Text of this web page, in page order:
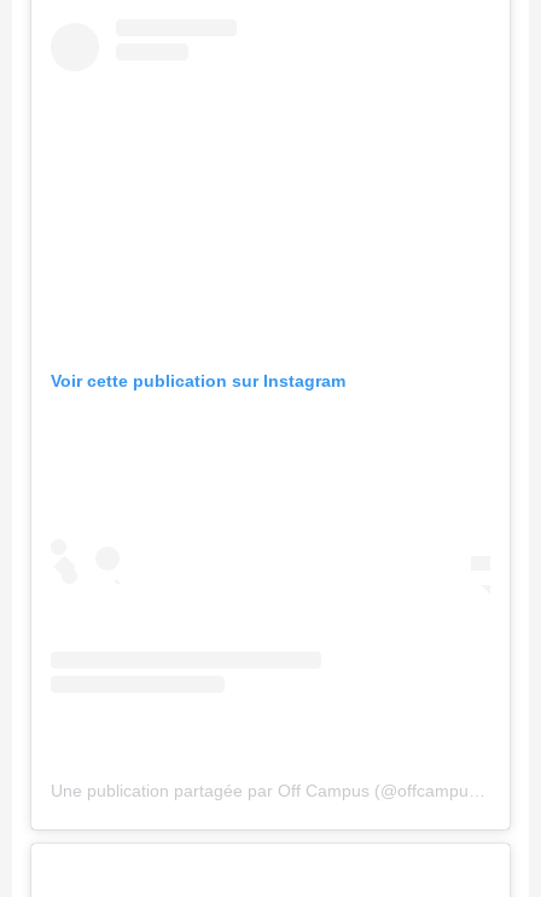
Voir cette publication sur Instagram